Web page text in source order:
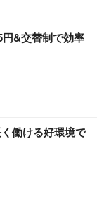
&交替制で効率
働ける好環境で